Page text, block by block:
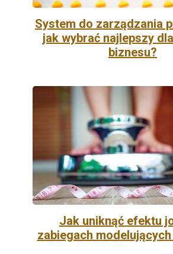
System do zarządzania
jak wybrać najlepszy
biznesu?
Jak uniknąć efektu
zabiegach